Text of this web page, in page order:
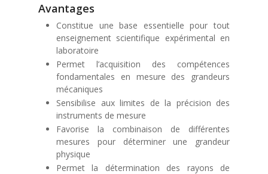
Avantages
Constitue une base essentielle pour tout
enseignement scientifique expérimental en
laboratoire
Permet l’acquisition des compétences
fondamentales en mesure des grandeurs
mécaniques
Sensibilise aux limites de la précision des
instruments de mesure
Favorise la combinaison de différentes
mesures pour déterminer une grandeur
physique
Permet la détermination des rayons de